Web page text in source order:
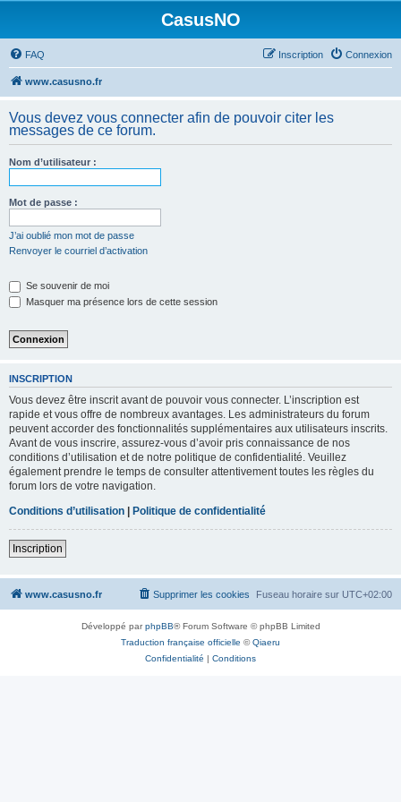
CasusNO
FAQ Connexion
Inscription
www.casusno.fr
Vous devez vous connecter afin de pouvoir citer les
messages de ce forum.
Nom d’utilisateur :
Mot de passe :
J’ai oublié mon mot de passe
Renvoyer le courriel d’activation
Se souvenir de moi
Masquer ma présence lors de cette session
INSCRIPTION
Vous devez être inscrit avant de pouvoir vous connecter. L’inscription est
rapide et vous offre de nombreux avantages. Les administrateurs du forum
peuvent accorder des fonctionnalités supplémentaires aux utilisateurs inscrits.
Avant de vous inscrire, assurez-vous d’avoir pris connaissance de nos
conditions d’utilisation et de notre politique de confidentialité. Veuillez
également prendre le temps de consulter attentivement toutes les règles du
forum lors de votre navigation.
Conditions d’utilisation | Politique de confidentialité
Inscription
www.casusno.fr Fuseau horaire sur UTC+02:00
Supprimer les cookies
Développé parphpBB® Forum Software © phpBB Limited
Traduction française officielle ©Qiaeru
Confidentialité | Conditions